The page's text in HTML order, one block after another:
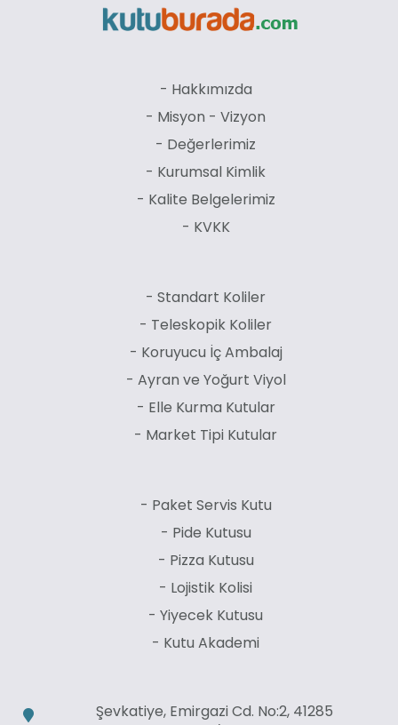
- Hakkımızda
- Misyon - Vizyon
- Değerlerimiz
- Kurumsal Kimlik
- Kalite Belgelerimiz
- KVKK
- Standart Koliler
- Teleskopik Koliler
- Koruyucu İç Ambalaj
- Ayran ve Yoğurt Viyol
- Elle Kurma Kutular
- Market Tipi Kutular
- Paket Servis Kutu
- Pide Kutusu
- Pizza Kutusu
- Lojistik Kolisi
- Yiyecek Kutusu
- Kutu Akademi
Şevkatiye, Emirgazi Cd. No:2, 41285